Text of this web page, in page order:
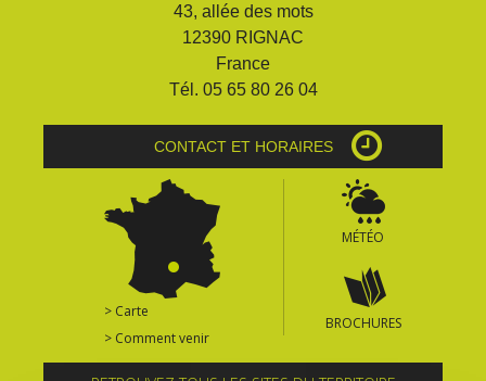
43, allée des mots
12390 RIGNAC
France
Tél. 05 65 80 26 04
CONTACT ET HORAIRES
> Carte
> Comment venir
MÉTÉO
BROCHURES